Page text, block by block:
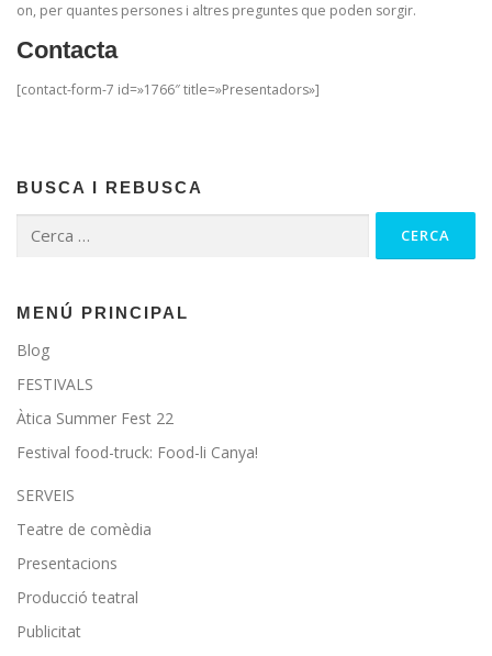
on, per quantes persones i altres preguntes que poden sorgir.
Contacta
[contact-form-7 id=»1766″ title=»Presentadors»]
BUSCA I REBUSCA
MENÚ PRINCIPAL
Blog
FESTIVALS
Àtica Summer Fest 22
Festival food-truck: Food-li Canya!
SERVEIS
Teatre de comèdia
Presentacions
Producció teatral
Publicitat